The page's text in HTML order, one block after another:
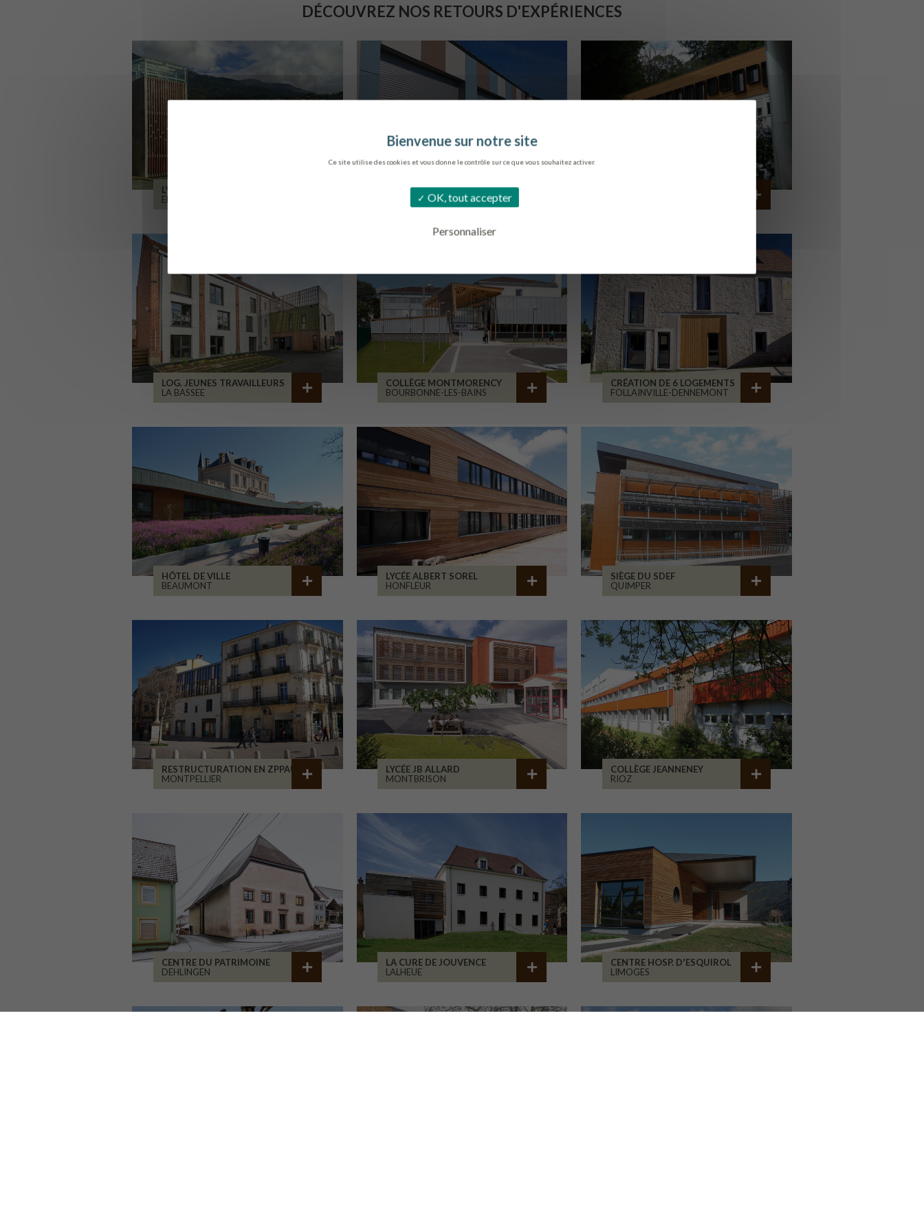
Ce site utilise des cookies et vous donne le contrôle sur ce que vous souhaitez activer.
OK, tout accepter
Personnaliser
DÉCOUVREZ NOS RETOURS D'EXPÉRIENCES
LYCÉE ALPES ET DURANCE
EMBRUN
COLLÈGE DE CORDEMAIS
CORDEMAIS
LOG. JEUNES TRAVAILLEURS
LA BASSEE
COLLÈGE MONTMORENCY
BOURBONNE-LES-BAINS
CRÉATION DE 6 LOGEMENTS
FOLLAINVILLE-DENNEMONT
HÔTEL DE VILLE
BEAUMONT
LYCÉE ALBERT SOREL
HONFLEUR
SIÈGE DU SDEF
QUIMPER
RESTRUCTURATION EN ZPPAUP
MONTPELLIER
LYCÉE JB ALLARD
MONTBRISON
COLLÈGE JEANNENEY
RIOZ
CENTRE DU PATRIMOINE
DEHLINGEN
LA CURE DE JOUVENCE
LALHEUE
CENTRE HOSP. D'ESQUIROL
LIMOGES